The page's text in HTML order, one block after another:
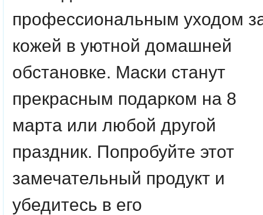
профессиональным уходом
кожей в уютной домашней
обстановке. Маски станут
прекрасным подарком на 8
марта или любой другой
праздник. Попробуйте этот
замечательный продукт и
убедитесь в его